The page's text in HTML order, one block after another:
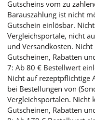
Gutscheins vom zu
Barauszahlung ist nicht
Gutschein einlösbar.
Vergleichsportale, nicht
und Versandkosten.
Gutscheinen, Rabatten
7: Ab 80 € Bestellwert
Nicht auf rezeptpflichtige
bei Bestellungen von
Vergleichsportalen. Nicht
Gutscheinen, Rabatten